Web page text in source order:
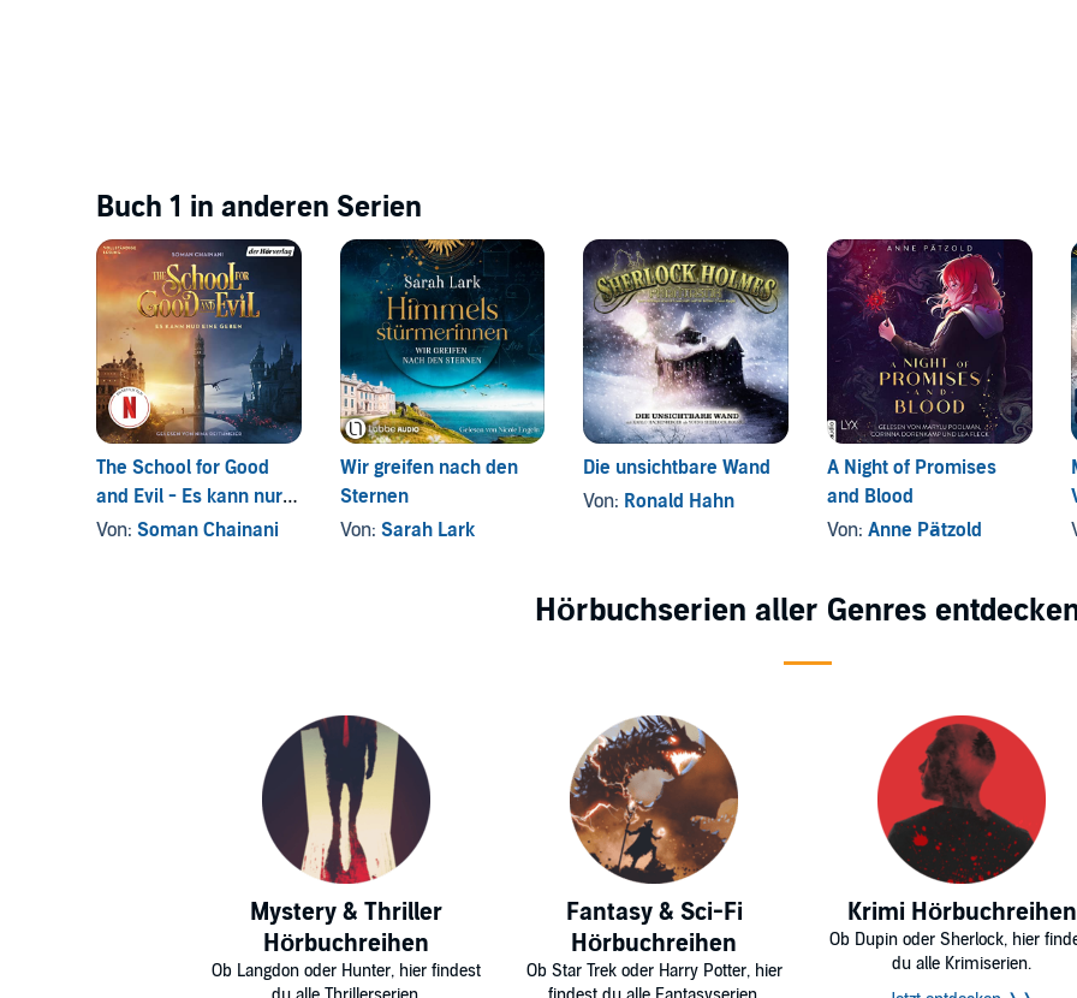
Buch 1 in anderen Serien
The School for Good
and Evil - Es kann nur
eine geben
Von: Soman Chainani
Wir greifen nach den
Sternen
Von: Sarah Lark
Die unsichtbare Wand
Von: Ronald Hahn
A Night of Promises
and Blood
Von: Anne Pätzold
Hörbuchserien aller Genres
Mystery & Thriller
Hörbuchreihen
Ob Langdon oder Hunter, hier findest
Fantasy & Sci-Fi
Hörbuchreihen
Ob Star Trek oder Harry Potter, hier
Krimi Hörbuchreihen
Ob Dupin oder Sherlock, hier
du alle Krimiserien.